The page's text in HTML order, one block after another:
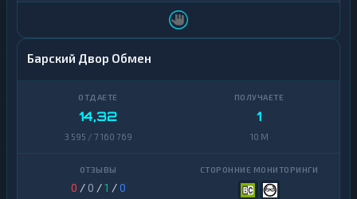
Барский Двор Обмен
14,32
3 595 / 7 160 769
1
10 M
0 / 0 /1 /0